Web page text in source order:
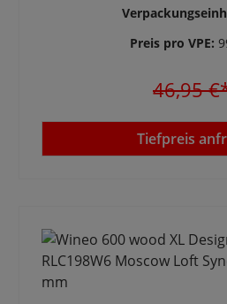
Preis pro VPE:
46,95
Tiefpreis